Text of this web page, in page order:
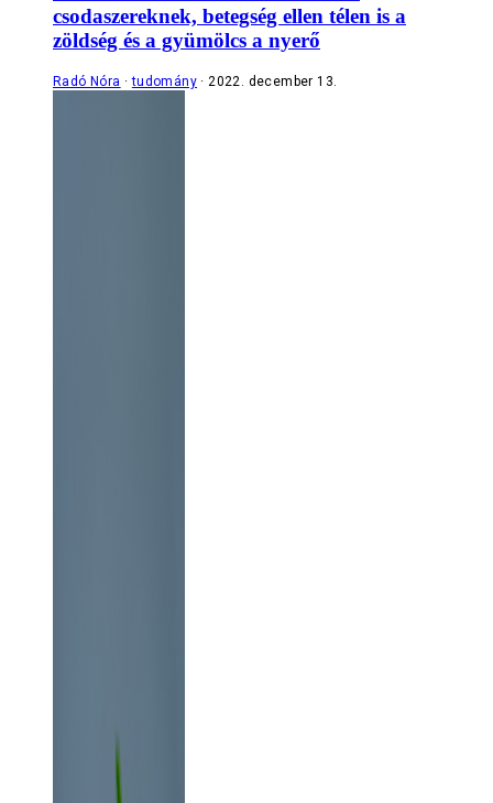
csodaszereknek, betegség ellen télen is a
zöldség és a gyümölcs a nyerő
Radó Nóra tudomány 2022. december 13.